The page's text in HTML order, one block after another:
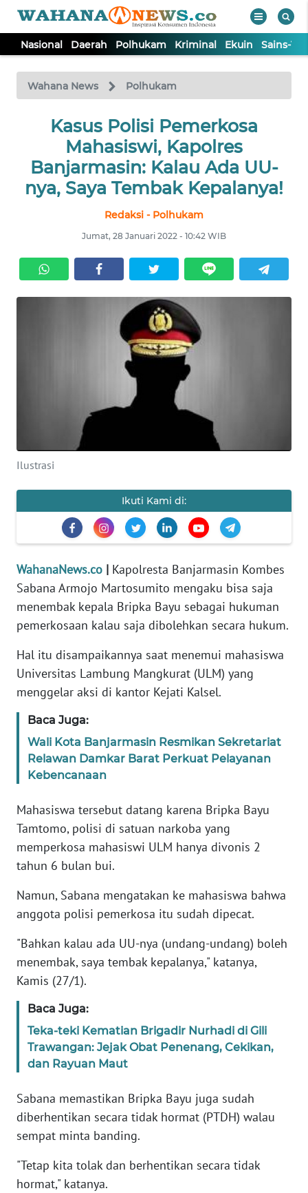
Nasional Daerah Polhukam Kriminal Ekuin Sains-
Wahana News Polhukam
Kasus Polisi Pemerkosa
Mahasiswi, Kapolres
Banjarmasin: Kalau Ada UU-
nya, Saya Tembak Kepalanya!
Redaksi - Polhukam
Jumat, 28 Januari 2022 - 10:42 WIB
Ilustrasi
Ikuti Kami di:
WahanaNews.co | Kapolresta Banjarmasin Kombes
Sabana Armojo Martosumito mengaku bisa saja
menembak kepala Bripka Bayu sebagai hukuman
pemerkosaan kalau saja dibolehkan secara hukum.
Hal itu disampaikannya saat menemui mahasiswa
Universitas Lambung Mangkurat (ULM) yang
menggelar aksi di kantor Kejati Kalsel.
Baca Juga:
Wali Kota Banjarmasin Resmikan Sekretariat
Relawan Damkar Barat Perkuat Pelayanan
Kebencanaan
Mahasiswa tersebut datang karena Bripka Bayu
Tamtomo, polisi di satuan narkoba yang
memperkosa mahasiswi ULM hanya divonis 2
tahun 6 bulan bui.
Namun, Sabana mengatakan ke mahasiswa bahwa
anggota polisi pemerkosa itu sudah dipecat.
"Bahkan kalau ada UU-nya (undang-undang) boleh
menembak, saya tembak kepalanya," katanya,
Kamis (27/1).
Baca Juga:
Teka-teki Kematian Brigadir Nurhadi di Gili
Trawangan: Jejak Obat Penenang, Cekikan,
dan Rayuan Maut
Sabana memastikan Bripka Bayu juga sudah
diberhentikan secara tidak hormat (PTDH) walau
sempat minta banding.
"Tetap kita tolak dan berhentikan secara tidak
hormat," katanya.
TV
Tutup
NASIONAL
DAERAH
POLHUKAM
EKUIN
SERBA-SERBI
PENDIDIKAN
OLAHRAGA
OPINI
EDITORIAL
Informasi
INDEKS
BERITA
KONTAK
KAMI
INFO
IKLAN
TENTANG
PEDOMAN
MEDIA
REDAKSI
KARIR
Wahana
Regional
SUMUT
WN
JAKARTA